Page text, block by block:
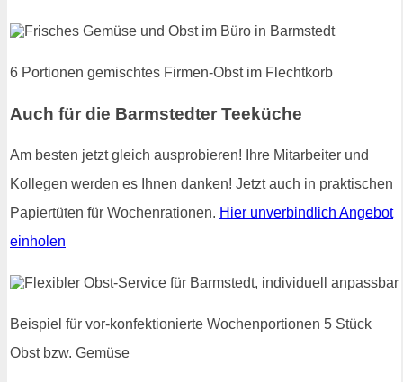
6 Portionen gemischtes Firmen-Obst im Flechtkorb
Auch für die Barmstedter Teeküche
Am besten jetzt gleich ausprobieren! Ihre Mitarbeiter und
Kollegen werden es Ihnen danken! Jetzt auch in praktischen
Papiertüten für Wochenrationen. Hier unverbindlich Angebot
einholen
Beispiel für vor-konfektionierte Wochenportionen 5 Stück
Obst bzw. Gemüse